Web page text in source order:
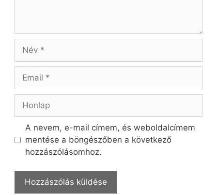
Név
Email
Honlap
A nevem, e-mail címem, és weboldalcímem
mentése a böngészőben a következő
hozzászólásomhoz.